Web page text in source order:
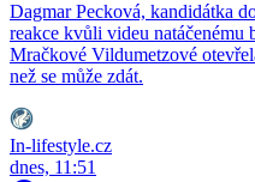
Dagmar Pecková, kandidátka
reakce kvůli videu
Mračkové Vildumetzové
než se může zdát.
In-lifestyle.cz
dnes, 11:51